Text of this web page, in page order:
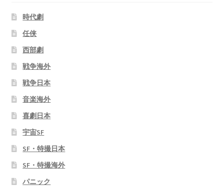
時代劇
任侠
西部劇
戦争海外
戦争日本
音楽海外
喜劇日本
宇宙SF
SF・特撮日本
SF・特撮海外
パニック